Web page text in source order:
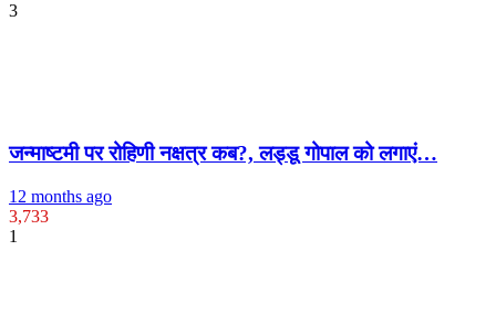
3
जन्माष्टमी पर रोहिणी नक्षत्र कब?, लड्डू गोपाल को लगाएं…
12 months ago
3,733
1